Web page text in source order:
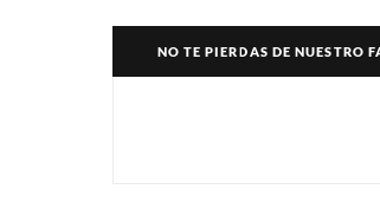
e
w
t
NO TE PIERDAS DE NUESTRO